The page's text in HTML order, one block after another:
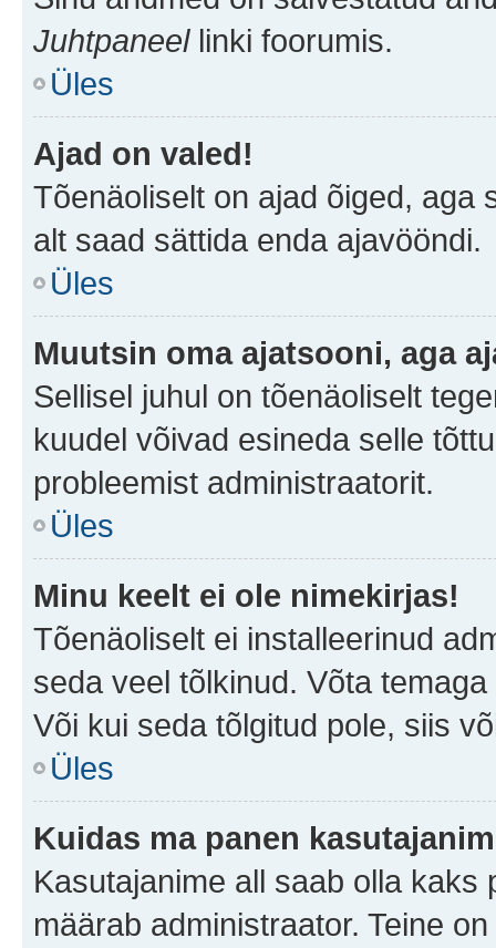
Juhtpaneellinki foorumis.
Üles
Ajad on valed!
Tõenäoliselt on ajad õiged, aga
alt saad sättida enda ajavööndi.
Üles
Muutsin oma ajatsooni, aga
Sellisel juhul on tõenäoliselt
kuudel võivad esineda selle
probleemist administraatorit.
Üles
Minu keelt ei ole nimekirjas!
Tõenäoliselt ei installeerinud
seda veel tõlkinud. Võta
Või kui seda tõlgitud pole, siis
Üles
Kuidas ma panen
Kasutajanime all saab olla kaks
määrab administraator. Teine